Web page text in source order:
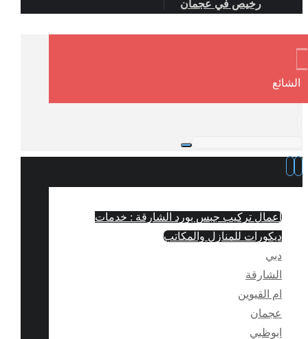
رخيص في عجمان
الشائع
اعمال تركيب جبس بورد الشارقة : خدمات
ديكورات للمنازل والمكاتب
دبي
الشارقة
ام القيوين
عجمان
ابوظبي